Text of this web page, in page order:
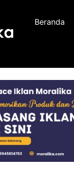
Beranda